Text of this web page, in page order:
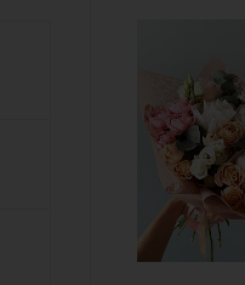
Описание
гвоздика
(диантус),
эустома
(лизиантус),